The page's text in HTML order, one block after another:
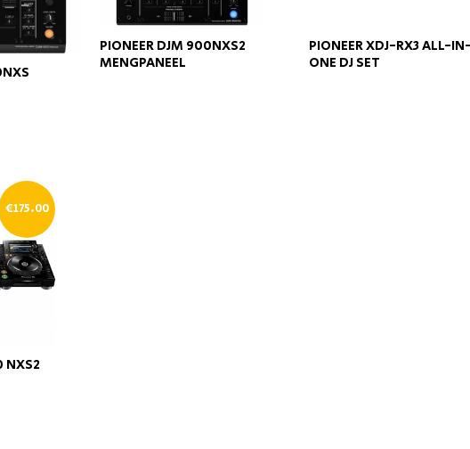
PIONEER DJM 900NXS2
MENGPANEEL
PIONEER XDJ-RX3 ALL-
ONE DJ SET
NXS2
€175.00